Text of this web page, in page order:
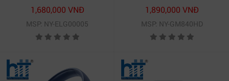
(Đen)
1,680,000 VNĐ
MSP: NY-ELG00005
mode ( G-Pro Silvery Speed)
1,890,000 VNĐ
MSP: NY-GM840HD